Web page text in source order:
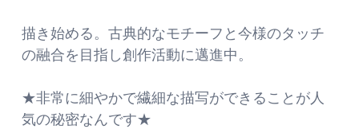
描き始める。古典的なモチーフと今様のタッチ
の融合を目指し創作活動に邁進中。
★非常に細やかで繊細な描写ができることが人
気の秘密なんです★